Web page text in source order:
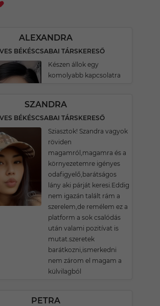
ALEXANDRA
BÉKÉSCSABAI TÁRSKERESŐ
Készen állok egy
komolyabb kapcsolatra
SZANDRA
BÉKÉSCSABAI TÁRSKERESŐ
Sziasztok! Szandra vagyok
röviden
magamról,magamra és a
környezetemre igényes
odafigyelő,barátságos
lány aki párját keresi.Eddig
nem igazán talált rám a
szerelem,de remélem ez a
platform a sok csalódás
után valami pozitívat is
mutat.szeretek
barátkozni,ismerkedni
nem zárom el magam a
külvilagból
PETRA